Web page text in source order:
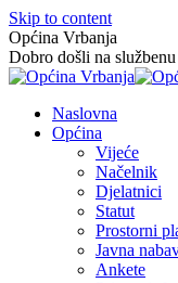
Skip to content
Općina Vrbanja
Dobro došli na
Naslovna
Općina
Vijeće
Načelnik
Djelatnici
Statut
Prostorni
Javna
Ankete